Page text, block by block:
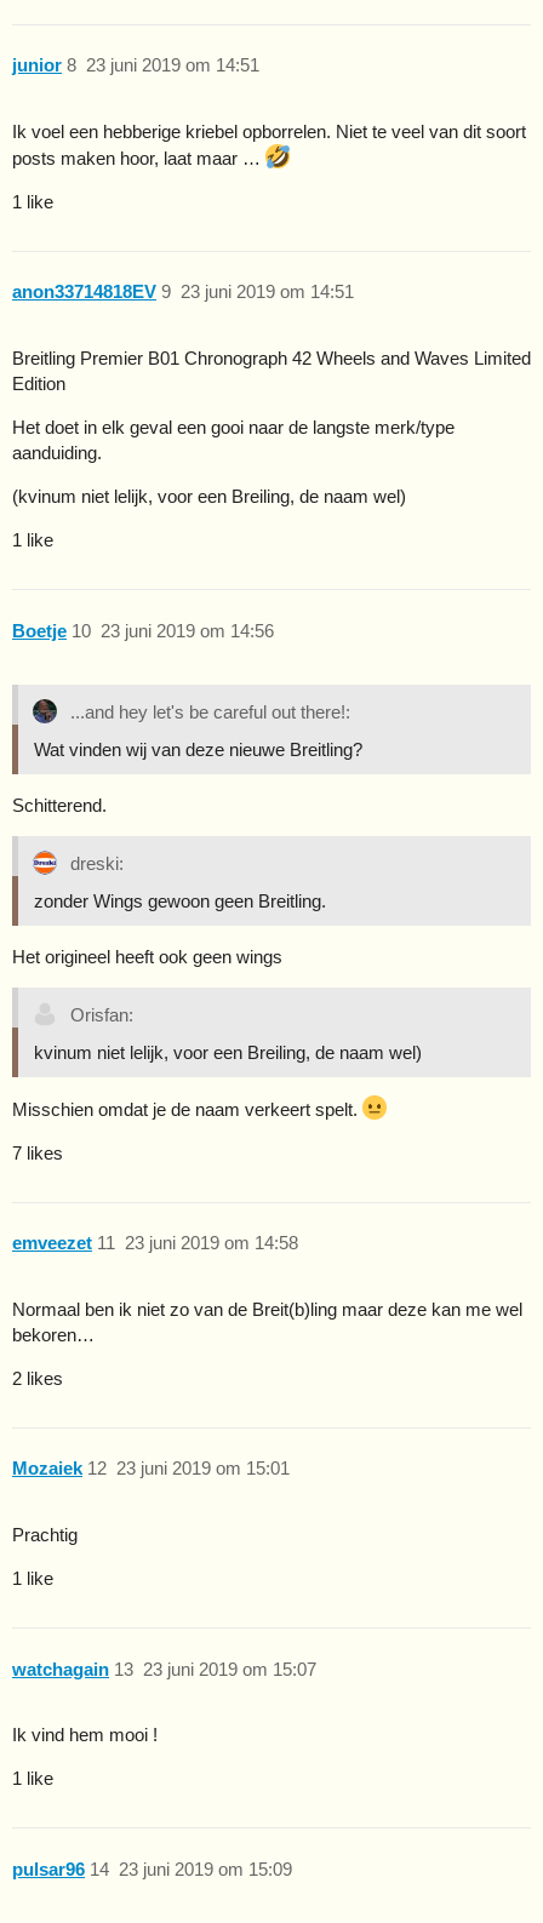
junior 23 juni 2019 om 14:51
8
Ik voel een hebberige kriebel opborrelen. Niet te veel van dit soort
posts maken hoor, laat maar …
1 like
anon33714818EV 23 juni 2019 om 14:51
9
Breitling Premier B01 Chronograph 42 Wheels and Waves Limited
Edition
Het doet in elk geval een gooi naar de langste merk/type
aanduiding.
(kvinum niet lelijk, voor een Breiling, de naam wel)
1 like
Boetje 23 juni 2019 om 14:56
10
...and hey let's be careful out there!:
Wat vinden wij van deze nieuwe Breitling?
Schitterend.
dreski:
zonder Wings gewoon geen Breitling.
Het origineel heeft ook geen wings
Orisfan:
kvinum niet lelijk, voor een Breiling, de naam wel)
Misschien omdat je de naam verkeert spelt.
7 likes
emveezet 23 juni 2019 om 14:58
11
Normaal ben ik niet zo van de Breit(b)ling maar deze kan me wel
bekoren…
2 likes
Mozaiek 23 juni 2019 om 15:01
12
Prachtig
1 like
watchagain 23 juni 2019 om 15:07
13
Ik vind hem mooi !
1 like
pulsar96 23 juni 2019 om 15:09
14